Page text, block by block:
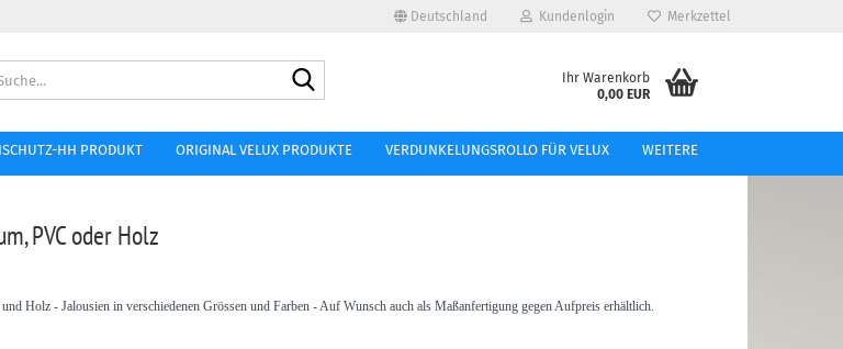
Deutschland
Lieferland
Kundenlogin
E-Mail
Merkzettel
Ihr Warenkorb
0,00 EUR
HH PRODUKT ORIGINAL VELUX PRODUKTE VERDUNKELUNGSROLLO FÜR VELUX WEITERE
PVC oder Holz
Holz - Jalousien in verschiedenen Grössen und Farben - Auf Wunsch auch als Maßanfertigung gegen Aufpreis erhältlich.